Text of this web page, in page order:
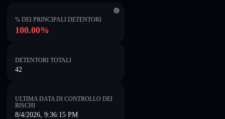
% DEI PRINCIPALI DETENTORI
100.00%
DETENTORI TOTALI
42
ULTIMA DATA DI CONTROLLO DEI
RISCHI
8/4/2026, 9:36:15 PM